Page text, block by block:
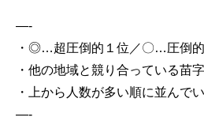
—-
・◎…超圧倒的１位／〇…圧倒
・他の地域と競り合っている苗
・上から人数が多い順に並んで
—-